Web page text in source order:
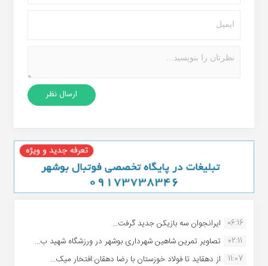
06:16 ایرانجوان سه بازیکن جدید گرفت...
02:11
تصاویر تمرین شاهین شهردارى بوشهر در ورزشگاه شهید ب...
11:07
از دهقاید تا فولاد خوزستان با رضا دهقان:افتخار میک...